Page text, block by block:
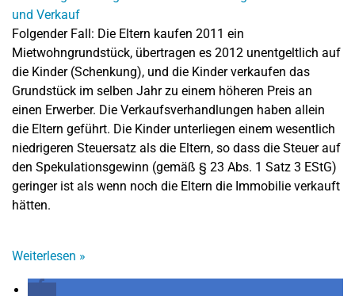
Folgender Fall: Die Eltern kaufen 2011 ein
Mietwohngrundstück, übertragen es 2012 unentgeltlich auf
die Kinder (Schenkung), und die Kinder verkaufen das
Grundstück im selben Jahr zu einem höheren Preis an
einen Erwerber. Die Verkaufsverhandlungen haben allein
die Eltern geführt. Die Kinder unterliegen einem wesentlich
niedrigeren Steuersatz als die Eltern, so dass die Steuer auf
den Spekulationsgewinn (gemäß § 23 Abs. 1 Satz 3 EStG)
geringer ist als wenn noch die Eltern die Immobilie verkauft
hätten.
Weiterlesen »